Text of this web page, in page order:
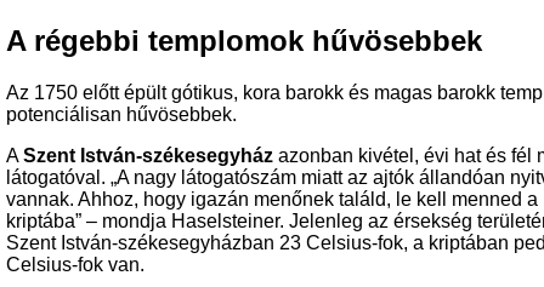
A régebbi templomok hűvösebbek
Az 1750 előtt épült gótikus, kora barokk és magas barokk
potenciálisan hűvösebbek.
ASzent István-székesegyház azonban kivétel, évi hat és fél
látogatóval. „A nagy látogatószám miatt az ajtók állandóan
vannak. Ahhoz, hogy igazán menőnek találd, le kell menned a
kriptába” – mondja Haselsteiner. Jelenleg az érsekség
Szent István-székesegyházban 23 Celsius-fok, a kriptában
Celsius-fok van.